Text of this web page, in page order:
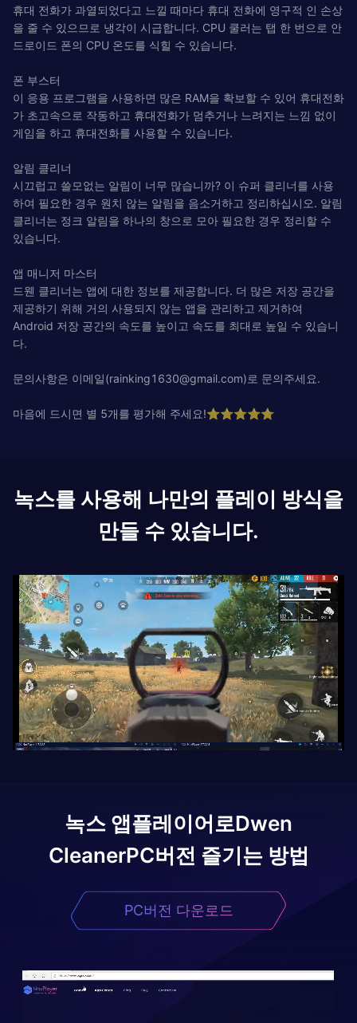
휴대 전화가 과열되었다고 느낄 때마다 휴대 전화에 영구적 인 손상
을 줄 수 있으므로 냉각이 시급합니다. CPU 쿨러는 탭 한 번으로 안
드로이드 폰의 CPU 온도를 식힐 수 있습니다.
폰 부스터
이 응용 프로그램을 사용하면 많은 RAM을 확보할 수 있어 휴대전화
가 초고속으로 작동하고 휴대전화가 멈추거나 느려지는 느낌 없이
게임을 하고 휴대전화를 사용할 수 있습니다.
알림 클리너
시끄럽고 쓸모없는 알림이 너무 많습니까? 이 슈퍼 클리너를 사용
하여 필요한 경우 원치 않는 알림을 음소거하고 정리하십시오. 알림
클리너는 정크 알림을 하나의 창으로 모아 필요한 경우 정리할 수
있습니다.
앱 매니저 마스터
드웬 클리너는 앱에 대한 정보를 제공합니다. 더 많은 저장 공간을
제공하기 위해 거의 사용되지 않는 앱을 ​​관리하고 제거하여
Android 저장 공간의 속도를 높이고 속도를 최대로 높일 수 있습니
다.
문의사항은 이메일(rainking1630@gmail.com)로 문의주세요.
마음에 드시면 별 5개를 평가해 주세요!⭐⭐⭐⭐⭐
녹스를 사용해 나만의 플레이 방식을
만들 수 있습니다.
녹스 앱플레이어로Dwen
CleanerPC버전 즐기는 방법
PC버전 다운로드